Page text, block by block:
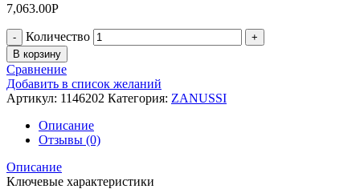
7,063.00Р
Количество
В корзину
Сравнение
Добавить в список желаний
Артикул: 1146202 Категория: ZANUSSI
Описание
Отзывы (0)
Описание
Ключевые характеристики